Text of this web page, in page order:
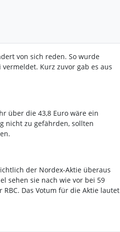
von sich reden. So wurde
Kurz zuvor gab es aus
über die 43,8 Euro wäre ein
nicht zu gefährden, sollten
der Nordex-Aktie überaus
sehen sie nach wie vor bei 59
Das Votum für die Aktie lautet